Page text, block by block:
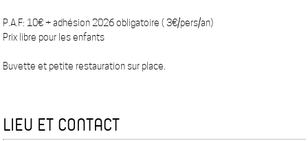
P.A.F: 10€ + adhésion 2026 obligatoire ( 3€/pers/an)
Prix libre pour les enfants
Buvette et petite restauration sur place.
LIEU ET CONTACT